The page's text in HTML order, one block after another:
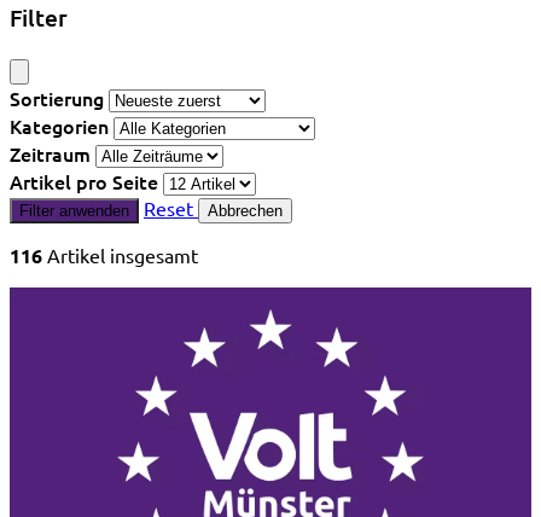
Filter
Sortierung
Kategorien
Zeitraum
Artikel pro Seite
Filter anwenden Reset Abbrechen
116 Artikel insgesamt